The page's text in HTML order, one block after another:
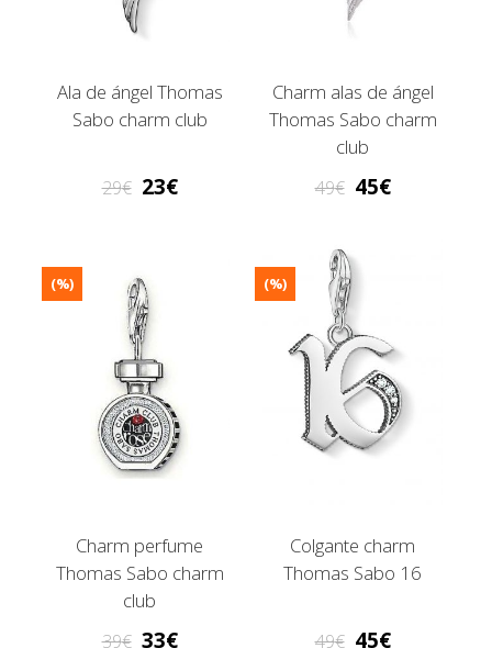
Ala de ángel Thomas
Sabo charm club
29 23
Charm alas de ángel
Thomas Sabo charm
club
49 45
Charm perfume
Thomas Sabo charm
club
(%)
39 33
Colgante charm
Thomas Sabo 16
(%)
49 45